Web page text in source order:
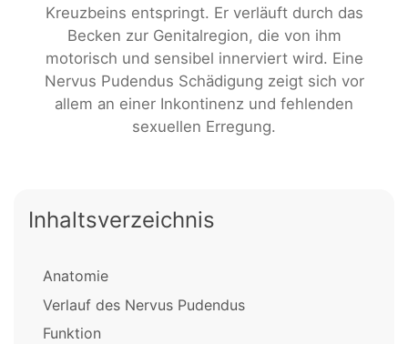
Kreuzbeins entspringt. Er verläuft durch das
Becken zur Genitalregion, die von ihm
motorisch und sensibel innerviert wird. Eine
Nervus Pudendus Schädigung zeigt sich vor
allem an einer Inkontinenz und fehlenden
sexuellen Erregung.
Inhaltsverzeichnis
Anatomie
Verlauf des Nervus Pudendus
Funktion